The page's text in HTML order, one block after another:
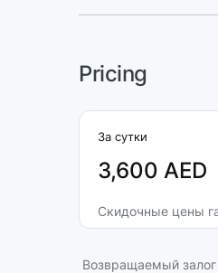
Pricing
За сутки
3,600 AED
Скидочные цены
Возвращаемый залог